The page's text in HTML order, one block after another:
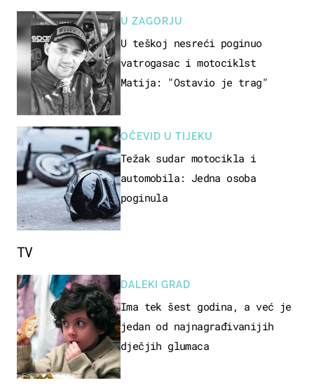
U ZAGORJU
U teškoj nesreći poginuo
vatrogasac i motociklst
Matija: "Ostavio je trag"
OČEVID U TIJEKU
Težak sudar motocikla i
automobila: Jedna osoba
poginula
TV
DALEKI GRAD
Ima tek šest godina, a već je
jedan od najnagrađivanijih
dječjih glumaca